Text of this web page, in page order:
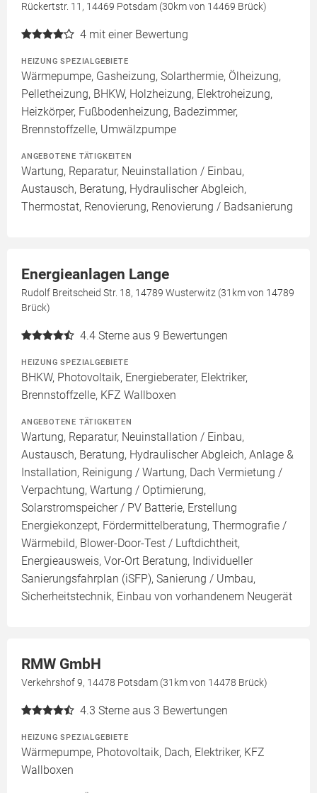
Rückertstr. 11, 14469 Potsdam (30km von 14469 Brück)
4 mit einer Bewertung
HEIZUNG SPEZIALGEBIETE
Wärmepumpe, Gasheizung, Solarthermie, Ölheizung,
Pelletheizung, BHKW, Holzheizung, Elektroheizung,
Heizkörper, Fußbodenheizung, Badezimmer,
Brennstoffzelle, Umwälzpumpe
ANGEBOTENE TÄTIGKEITEN
Wartung, Reparatur, Neuinstallation / Einbau,
Austausch, Beratung, Hydraulischer Abgleich,
Thermostat, Renovierung, Renovierung / Badsanierung
Energieanlagen Lange
Rudolf Breitscheid Str. 18, 14789 Wusterwitz (31km von 14789
Brück)
4.4 Sterne aus 9 Bewertungen
HEIZUNG SPEZIALGEBIETE
BHKW, Photovoltaik, Energieberater, Elektriker,
Brennstoffzelle, KFZ Wallboxen
ANGEBOTENE TÄTIGKEITEN
Wartung, Reparatur, Neuinstallation / Einbau,
Austausch, Beratung, Hydraulischer Abgleich, Anlage &
Installation, Reinigung / Wartung, Dach Vermietung /
Verpachtung, Wartung / Optimierung,
Solarstromspeicher / PV Batterie, Erstellung
Energiekonzept, Fördermittelberatung, Thermografie /
Wärmebild, Blower-Door-Test / Luftdichtheit,
Energieausweis, Vor-Ort Beratung, Individueller
Sanierungsfahrplan (iSFP), Sanierung / Umbau,
Sicherheitstechnik, Einbau von vorhandenem Neugerät
RMW GmbH
Verkehrshof 9, 14478 Potsdam (31km von 14478 Brück)
4.3 Sterne aus 3 Bewertungen
HEIZUNG SPEZIALGEBIETE
Wärmepumpe, Photovoltaik, Dach, Elektriker, KFZ
Wallboxen